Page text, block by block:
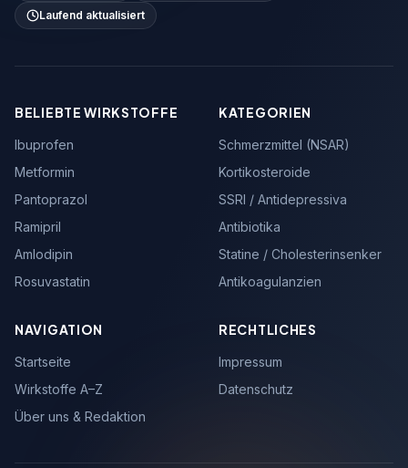
Laufend aktualisiert
BELIEBTE WIRKSTOFFE
Ibuprofen
Metformin
Pantoprazol
Ramipril
Amlodipin
Rosuvastatin
KATEGORIEN
Schmerzmittel (NSAR)
Kortikosteroide
SSRI / Antidepressiva
Antibiotika
Statine / Cholesterinsenker
Antikoagulanzien
NAVIGATION
Startseite
Wirkstoffe A–Z
Über uns & Redaktion
RECHTLICHES
Impressum
Datenschutz